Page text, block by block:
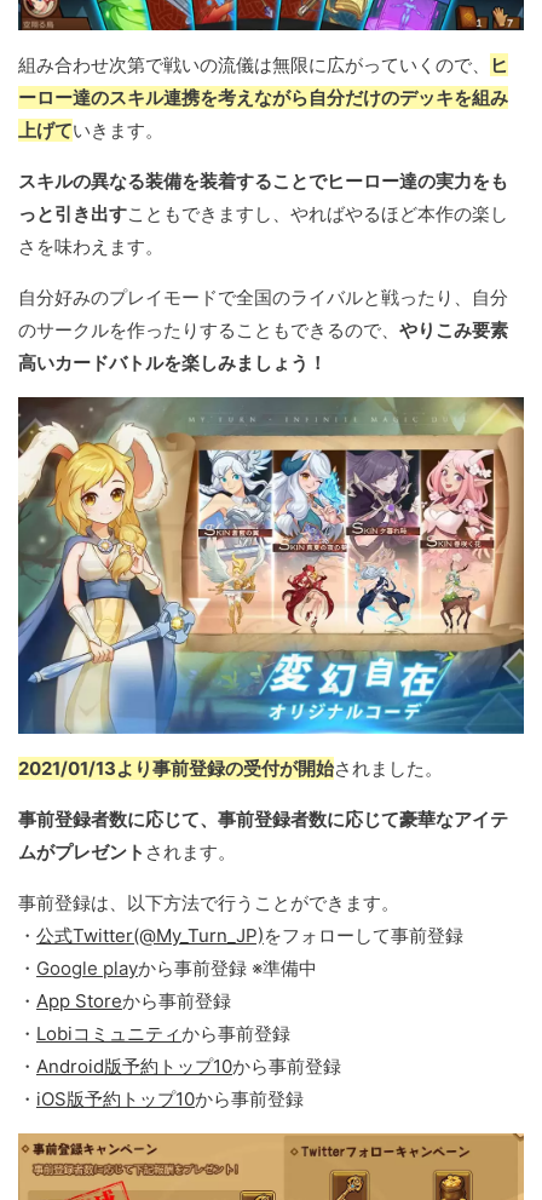
組み合わせ次第で戦いの流儀は無限に広がっていくので、
ヒ
ーロー達のスキル連携を考えながら自分だけのデッキを組み
上げていきます。
スキルの異なる装備を装着することでヒーロー達の実力をも
っと引き出すこともできますし、やればやるほど本作の楽し
さを味わえます。
自分好みのプレイモードで全国のライバルと戦ったり、自分
のサークルを作ったりすることもできるので、 やりこみ要素
高いカードバトルを楽しみましょう！
2021/01/13より事前登録の受付が開始されました。
事前登録者数に応じて、事前登録者数に応じて豪華なアイテ
ムがプレゼント されます。
事前登録は、以下方法で行うことができます。
・ 公式Twitter(@My_Turn_JP)をフォローして事前登録
・ Google playから事前登録 ※準備中
・ App Storeから事前登録
・ Lobiコミュニティから事前登録
・ Android版予約トップ10から事前登録
・ iOS版予約トップ10から事前登録